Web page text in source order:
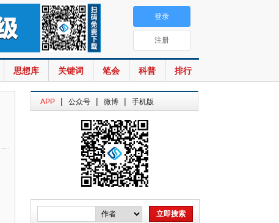
思想库 关键词 笔会 科普 排行
登录
注册
APP | 公众号 | 微博 | 手机版